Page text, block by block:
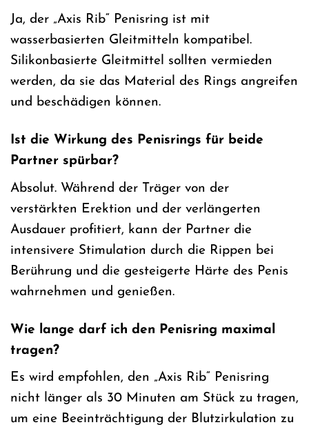
Ja, der „Axis Rib“ Penisring ist mit
wasserbasierten Gleitmitteln kompatibel.
Silikonbasierte Gleitmittel sollten vermieden
werden, da sie das Material des Rings angreifen
und beschädigen können.
Ist die Wirkung des Penisrings für beide
Partner spürbar?
Absolut. Während der Träger von der
verstärkten Erektion und der verlängerten
Ausdauer profitiert, kann der Partner die
intensivere Stimulation durch die Rippen bei
Berührung und die gesteigerte Härte des Penis
wahrnehmen und genießen.
Wie lange darf ich den Penisring maximal
tragen?
Es wird empfohlen, den „Axis Rib“ Penisring
nicht länger als 30 Minuten am Stück zu tragen,
um eine Beeinträchtigung der Blutzirkulation zu